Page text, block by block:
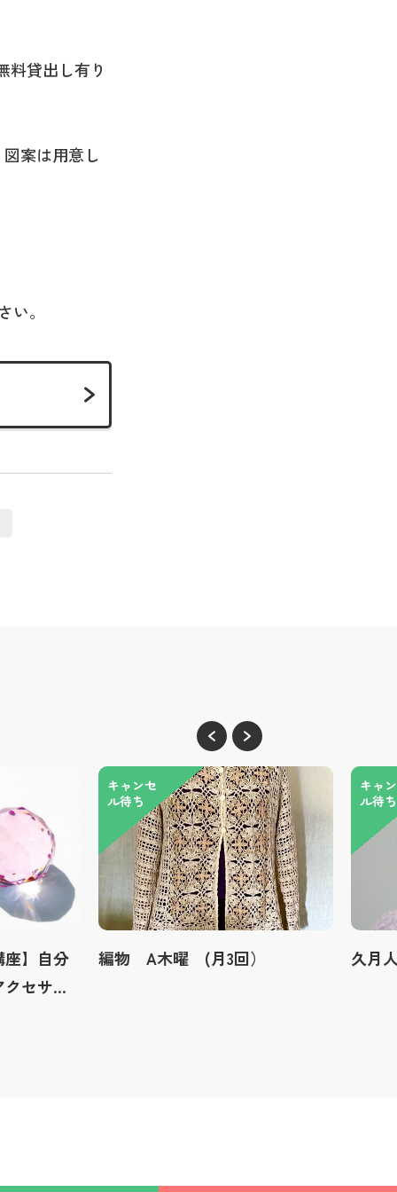
貸出し有り
案は用意し
。
座】自分
セサリ
キャンセ
ル待ち
編物 A木曜 (月3回）
キャ
ル待ち
久月